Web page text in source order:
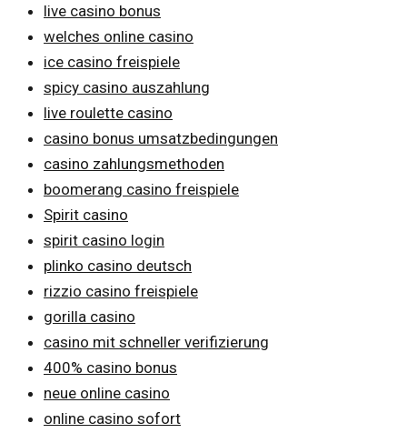
live casino bonus
welches online casino
ice casino freispiele
spicy casino auszahlung
live roulette casino
casino bonus umsatzbedingungen
casino zahlungsmethoden
boomerang casino freispiele
Spirit casino
spirit casino login
plinko casino deutsch
rizzio casino freispiele
gorilla casino
casino mit schneller verifizierung
400% casino bonus
neue online casino
online casino sofort